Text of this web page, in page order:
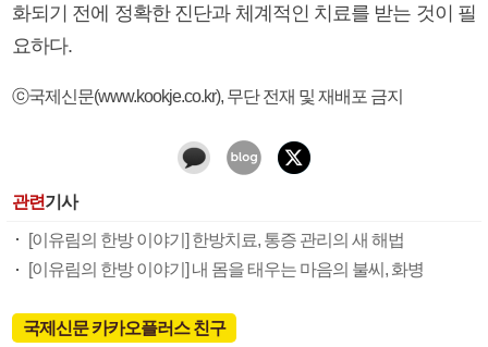
화되기 전에 정확한 진단과 체계적인 치료를 받는 것이 필
요하다.
ⓒ국제신문(www.kookje.co.kr), 무단 전재 및 재배포 금지
관련기사
[이유림의 한방 이야기] 한방치료, 통증 관리의 새 해법
[이유림의 한방 이야기] 내 몸을 태우는 마음의 불씨, 화병
국제신문 카카오플러스 친구